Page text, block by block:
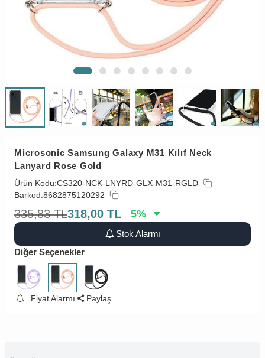
Microsonic Samsung Galaxy M31 Kılıf Neck
Lanyard Rose Gold
Ürün Kodu:CS320-NCK-LNYRD-GLX-M31-RGLD
Barkod:8682875120292
335,83 TL318,00 TL 5%
Stok Alarmı
Diğer Seçenekler
Fiyat Alarmı Paylaş